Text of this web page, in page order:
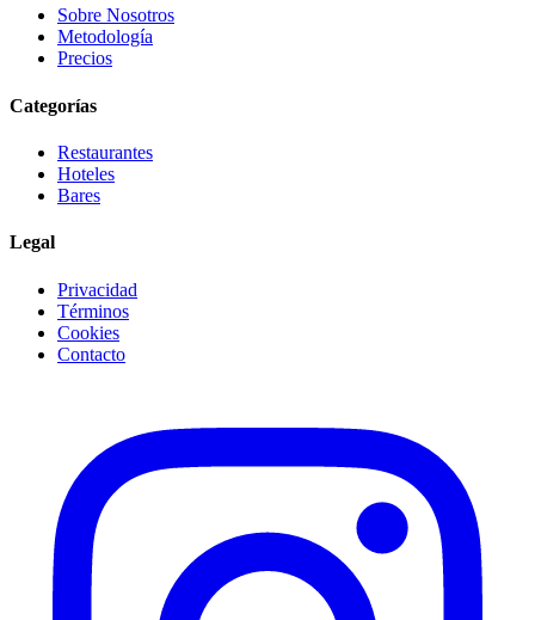
Sobre Nosotros
Metodología
Precios
Categorías
Restaurantes
Hoteles
Bares
Legal
Privacidad
Términos
Cookies
Contacto